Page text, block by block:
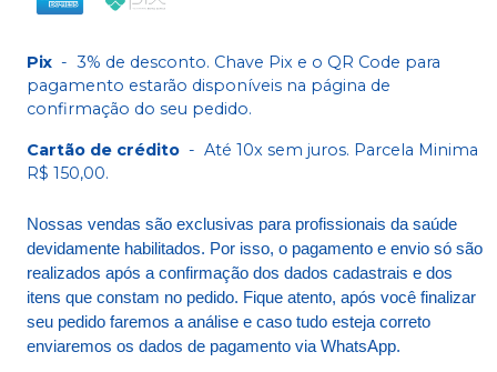
Pix - 3% de desconto. Chave Pix e o QR Code para
pagamento estarão disponíveis na página de
confirmação do seu pedido.
Cartão de crédito - Até 10x sem juros. Parcela Minima
R$ 150,00.
Nossas vendas são exclusivas para profissionais da saúde
devidamente habilitados. Por isso, o pagamento e envio só são
realizados após a confirmação dos dados cadastrais e dos
itens que constam no pedido. Fique atento, após você finalizar
seu pedido faremos a análise e caso tudo esteja correto
enviaremos os dados de pagamento via WhatsApp.